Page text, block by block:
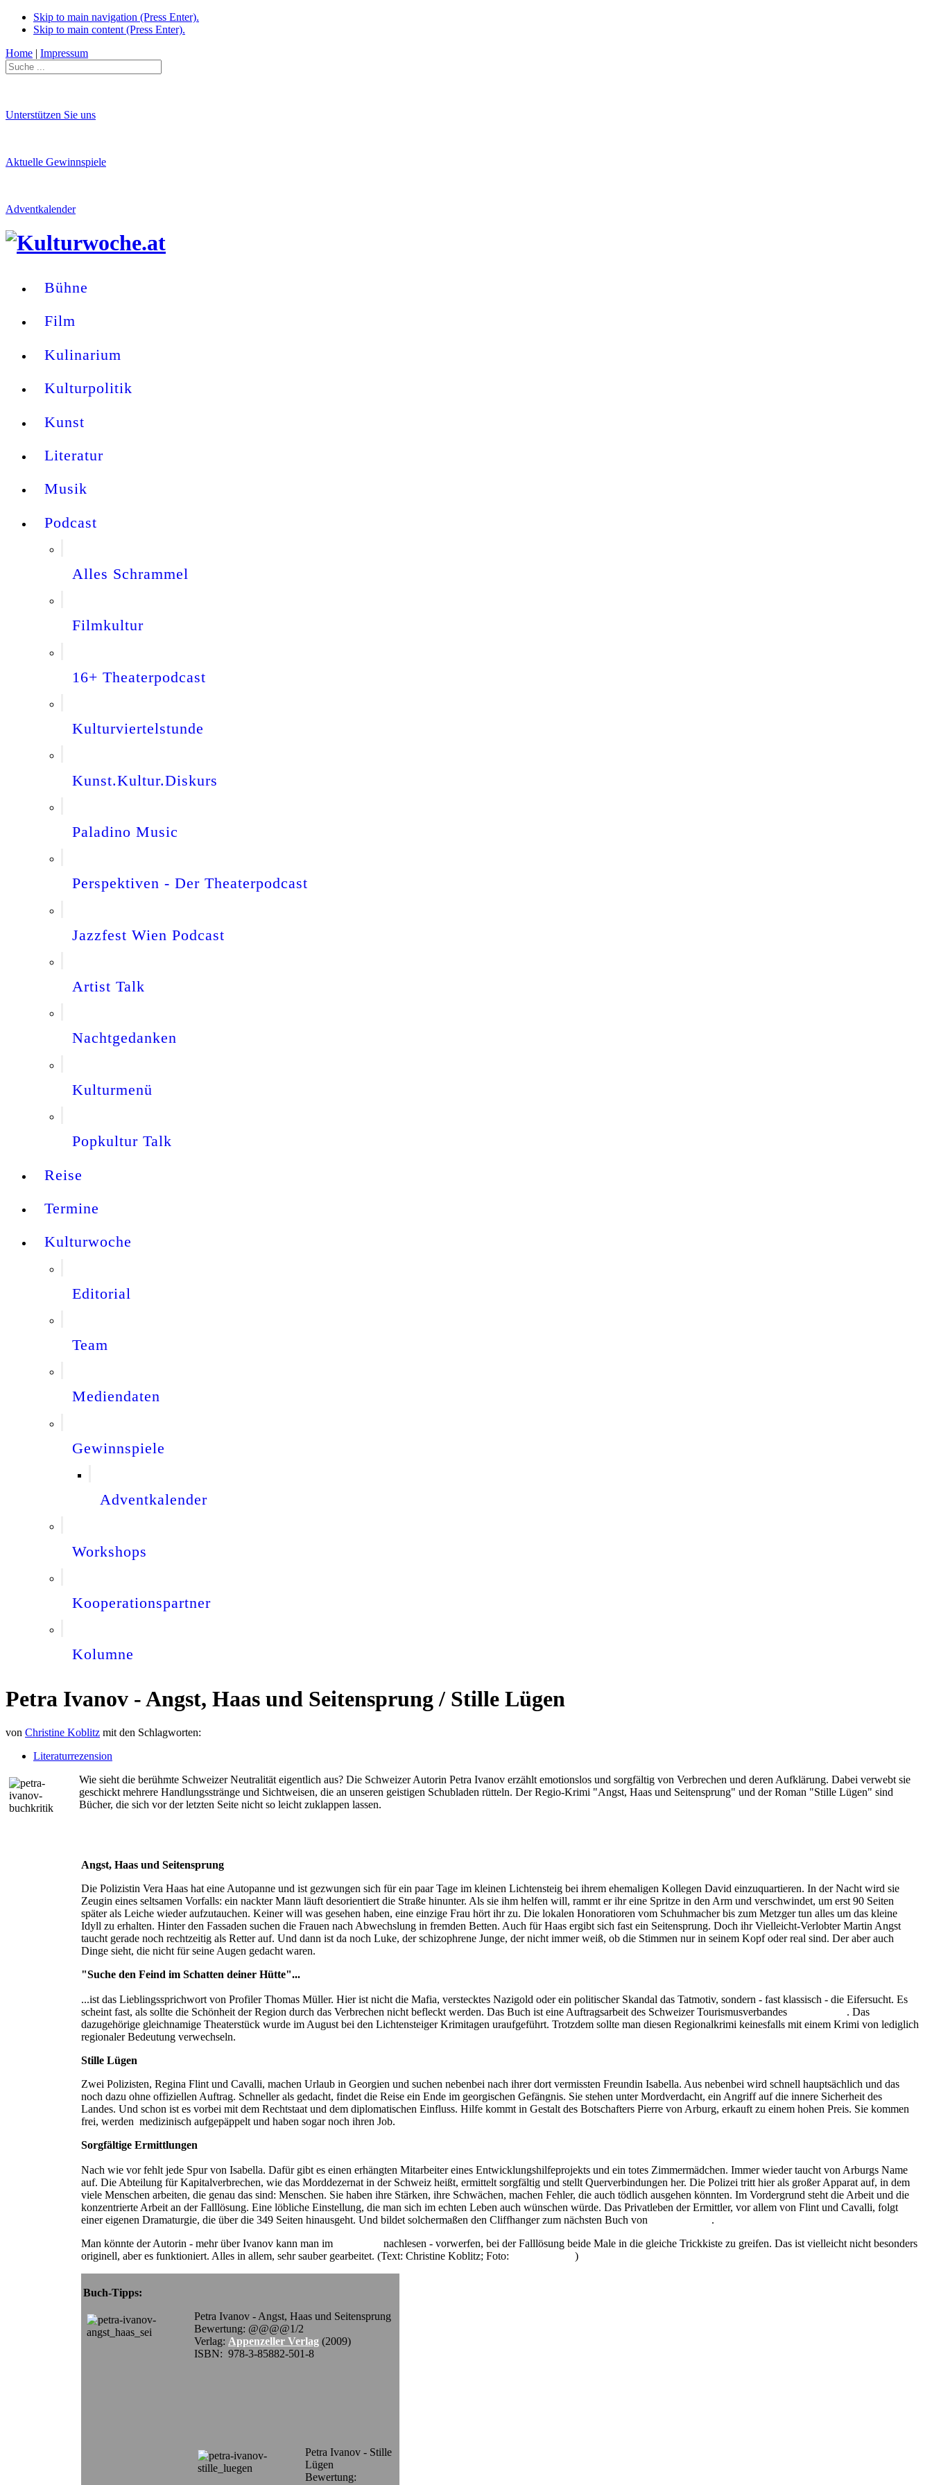
Skip to main navigation (Press Enter).
Skip to main content (Press Enter).
Home | Impressum
Unterstützen Sie uns
Aktuelle Gewinnspiele
Adventkalender
Bühne
Film
Kulinarium
Kulturpolitik
Kunst
Literatur
Musik
Podcast
Alles Schrammel
Filmkultur
16+ Theaterpodcast
Kulturviertelstunde
Kunst.Kultur.Diskurs
Paladino Music
Perspektiven - Der Theaterpodcast
Jazzfest Wien Podcast
Artist Talk
Nachtgedanken
Kulturmenü
Popkultur Talk
Reise
Termine
Kulturwoche
Editorial
Team
Mediendaten
Gewinnspiele
Adventkalender
Workshops
Kooperationspartner
Kolumne
Petra Ivanov - Angst, Haas und Seitensprung / Stille Lügen
von Christine Koblitz mit den Schlagworten:
Literaturrezension
Wie sieht die berühmte Schweizer Neutralität eigentlich aus? Die Schweizer Autorin Petra Ivanov erzählt emotionslos und sorgfältig von Verbrechen und deren Aufklärung. Dabei verwebt sie
geschickt mehrere Handlungsstränge und Sichtweisen, die an unseren geistigen Schubladen rütteln. Der Regio-Krimi "Angst, Haas und Seitensprung" und der Roman "Stille Lügen" sind
Bücher, die sich vor der letzten Seite nicht so leicht zuklappen lassen.
Angst, Haas und Seitensprung
Die Polizistin Vera Haas hat eine Autopanne und ist gezwungen sich für ein paar Tage im kleinen Lichtensteig bei ihrem ehemaligen Kollegen David einzuquartieren. In der Nacht wird sie
Zeugin eines seltsamen Vorfalls: ein nackter Mann läuft desorientiert die Straße hinunter. Als sie ihm helfen will, rammt er ihr eine Spritze in den Arm und verschwindet, um erst 90 Seiten
später als Leiche wieder aufzutauchen. Keiner will was gesehen haben, eine einzige Frau hört ihr zu. Die lokalen Honoratioren vom Schuhmacher bis zum Metzger tun alles um das kleine
Idyll zu erhalten. Hinter den Fassaden suchen die Frauen nach Abwechslung in fremden Betten. Auch für Haas ergibt sich fast ein Seitensprung. Doch ihr Vielleicht-Verlobter Martin Angst
taucht gerade noch rechtzeitig als Retter auf. Und dann ist da noch Luke, der schizophrene Junge, der nicht immer weiß, ob die Stimmen nur in seinem Kopf oder real sind. Der aber auch
Dinge sieht, die nicht für seine Augen gedacht waren.
"Suche den Feind im Schatten deiner Hütte"...
...ist das Lieblingssprichwort von Profiler Thomas Müller. Hier ist nicht die Mafia, verstecktes Nazigold oder ein politischer Skandal das Tatmotiv, sondern - fast klassisch - die Eifersucht. Es
scheint fast, als sollte die Schönheit der Region durch das Verbrechen nicht befleckt werden. Das Buch ist eine Auftragsarbeit des Schweizer Tourismusverbandes
. Das
dazugehörige gleichnamige Theaterstück wurde im August bei den Lichtensteiger Krimitagen uraufgeführt. Trotzdem sollte man diesen Regionalkrimi keinesfalls mit einem Krimi von lediglich
regionaler Bedeutung verwechseln.
Stille Lügen
Zwei Polizisten, Regina Flint und Cavalli, machen Urlaub in Georgien und suchen nebenbei nach ihrer dort vermissten Freundin Isabella. Aus nebenbei wird schnell hauptsächlich und das
noch dazu ohne offiziellen Auftrag. Schneller als gedacht, findet die Reise ein Ende im georgischen Gefängnis. Sie stehen unter Mordverdacht, ein Angriff auf die innere Sicherheit des
Landes. Und schon ist es vorbei mit dem Rechtstaat und dem diplomatischen Einfluss. Hilfe kommt in Gestalt des Botschafters Pierre von Arburg, erkauft zu einem hohen Preis. Sie kommen
frei, werden medizinisch aufgepäppelt und haben sogar noch ihren Job.
Sorgfältige Ermittlungen
Nach wie vor fehlt jede Spur von Isabella. Dafür gibt es einen erhängten Mitarbeiter eines Entwicklungshilfeprojekts und ein totes Zimmermädchen. Immer wieder taucht von Arburgs Name
auf. Die Abteilung für Kapitalverbrechen, wie das Morddezernat in der Schweiz heißt, ermittelt sorgfältig und stellt Querverbindungen her. Die Polizei tritt hier als großer Apparat auf, in dem
viele Menschen arbeiten, die genau das sind: Menschen. Sie haben ihre Stärken, ihre Schwächen, machen Fehler, die auch tödlich ausgehen könnten. Im Vordergrund steht die Arbeit und die
konzentrierte Arbeit an der Falllösung. Eine löbliche Einstellung, die man sich im echten Leben auch wünschen würde. Das Privatleben der Ermittler, vor allem von Flint und Cavalli, folgt
einer eigenen Dramaturgie, die über die 349 Seiten hinausgeht. Und bildet solchermaßen den Cliffhanger zum nächsten Buch von
.
Man könnte der Autorin - mehr über Ivanov kann man im
nachlesen - vorwerfen, bei der Falllösung beide Male in die gleiche Trickkiste zu greifen. Das ist vielleicht nicht besonders
originell, aber es funktioniert. Alles in allem, sehr sauber gearbeitet. (Text: Christine Koblitz; Foto: )
Buch-Tipps:
Petra Ivanov - Angst, Haas und Seitensprung
Bewertung: @@@@1/2
Verlag: Appenzeller Verlag (2009)
ISBN: 978-3-85882-501-8
Petra Ivanov - Stille
Lügen
Bewertung: